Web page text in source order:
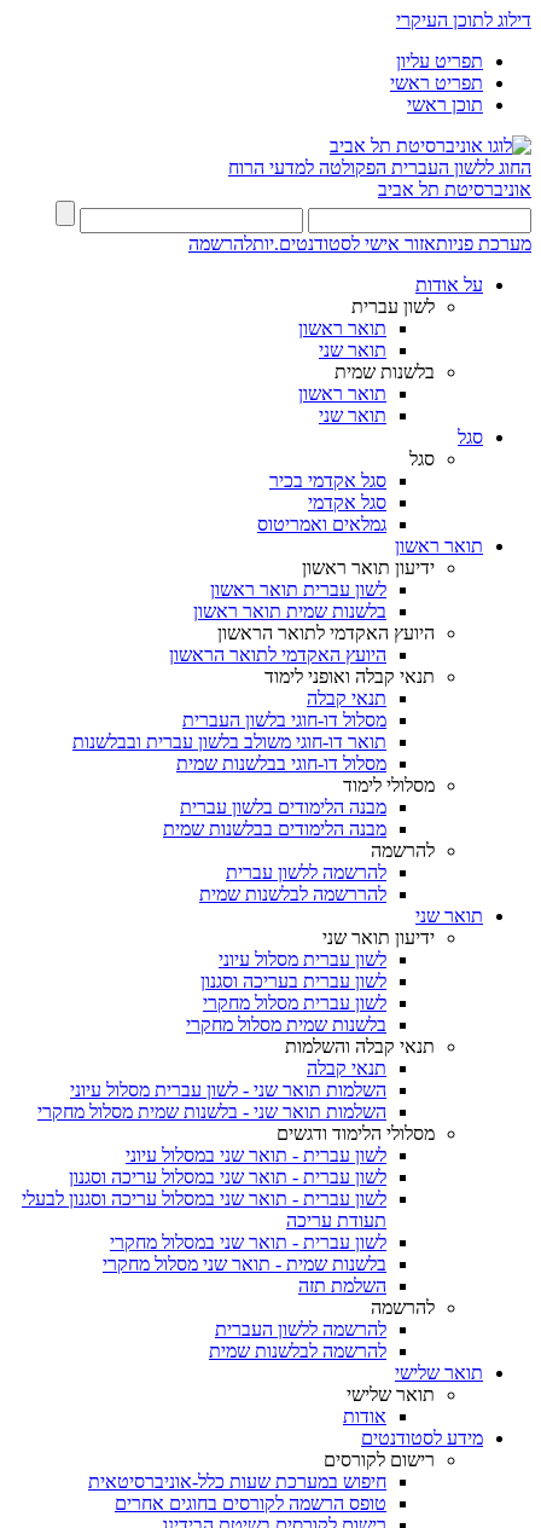
דילוג לתוכן העיקרי
תפריט עליון
תפריט ראשי
תוכן ראשי
החוג ללשון העברית הפקולטה למדעי הרוח
אוניברסיטת תל אביב
מערכת פניותאזור אישי לסטודנטים.יותלהרשמה
על אודות
לשון עברית
תואר ראשון
תואר שני
בלשנות שמית
תואר ראשון
תואר שני
סגל
סגל
סגל אקדמי בכיר
סגל אקדמי
גמלאים ואמריטוס
תואר ראשון
ידיעון תואר ראשון
לשון עברית תואר ראשון
בלשנות שמית תואר ראשון
היועץ האקדמי לתואר הראשון
היועץ האקדמי לתואר הראשון
תנאי קבלה ואופני לימוד
תנאי קבלה
מסלול דו-חוגי בלשון העברית
תואר דו-חוגי משולב בלשון עברית ובבלשנות
מסלול דו-חוגי בבלשנות שמית
מסלולי לימוד
מבנה הלימודים בלשון עברית
מבנה הלימודים בבלשנות שמית
להרשמה
להרשמה ללשון עברית
להררשמה לבלשנות שמית
תואר שני
ידיעון תואר שני
לשון עברית מסלול עיוני
לשון עברית בעריכה וסגנון
לשון עברית מסלול מחקרי
בלשנות שמית מסלול מחקרי
תנאי קבלה והשלמות
תנאי קבלה
השלמות תואר שני - לשון עברית מסלול עיוני
השלמות תואר שני - בלשנות שמית מסלול מחקרי
מסלולי הלימוד ודגשים
לשון עברית - תואר שני במסלול עיוני
לשון עברית - תואר שני במסלול עריכה וסגנון
לשון עברית - תואר שני במסלול עריכה וסגנון לבעלי
תעודת עריכה
לשון עברית - תואר שני במסלול מחקרי
בלשנות שמית - תואר שני מסלול מחקרי
השלמת תזה
להרשמה
להרשמה ללשון העברית
להרשמה לבלשנות שמית
תואר שלישי
תואר שלישי
אודות
מידע לסטודנטים
רישום לקורסים
חיפוש במערכת שעות כלל-אוניברסיטאית
טופס הרשמה לקורסים בחוגים אחרים